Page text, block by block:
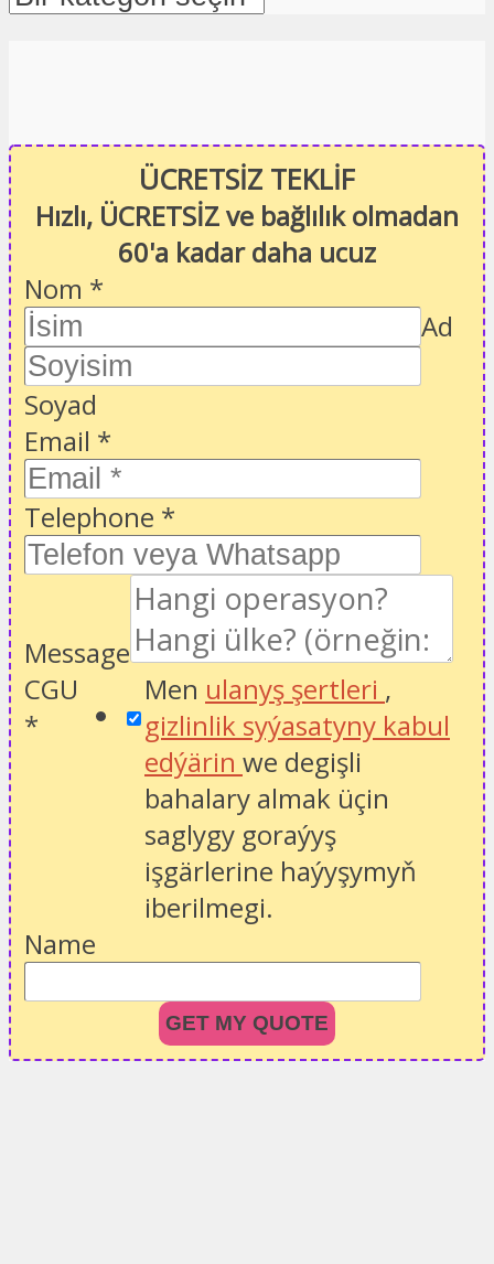
ÜCRETSİZ TEKLİF
Hızlı, ÜCRETSİZ ve bağlılık olmadan
60'a kadar daha ucuz
Nom *
Ad
Soyad
Email *
Telephone *
Message
CGU
*
Men ulanyş şertleri ,
gizlinlik syýasatyny kabul
edýärin we degişli
bahalary almak üçin
saglygy goraýyş
işgärlerine haýyşymyň
iberilmegi.
Name
GET MY QUOTE